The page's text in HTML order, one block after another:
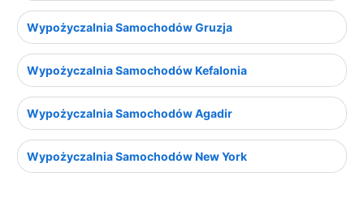
Wypożyczalnia Samochodów Gruzja
Wypożyczalnia Samochodów Kefalonia
Wypożyczalnia Samochodów Agadir
Wypożyczalnia Samochodów New York